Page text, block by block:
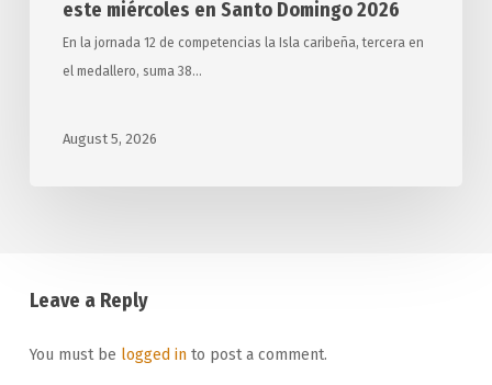
este miércoles en Santo Domingo 2026
En la jornada 12 de competencias la Isla caribeña, tercera en
el medallero, suma 38…
August 5, 2026
Leave a Reply
You must be logged into post a comment.